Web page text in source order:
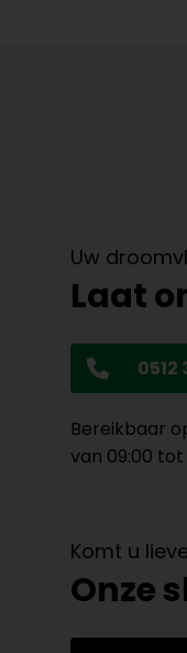
Uw
Laat
0512
Bereikbaar
van 09:00 tot
Komt u
Onze